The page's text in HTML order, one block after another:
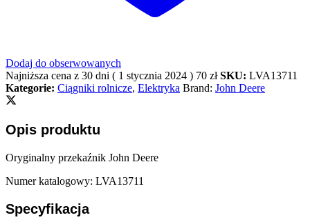
Dodaj do obserwowanych
Najniższa cena z 30 dni ( 1 stycznia 2024 ) 70 zł SKU: LVA13711
Kategorie: Ciągniki rolnicze, Elektryka Brand: John Deere
Opis produktu
Oryginalny przekaźnik John Deere
Numer katalogowy: LVA13711
Specyfikacja